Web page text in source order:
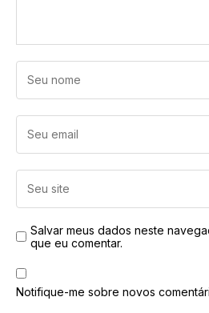
Salvar meus dados neste
que eu comentar.
Notifique-me sobre novos